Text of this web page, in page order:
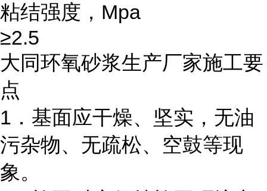
粘结强度，Mpa
≥2.5
大同环氧砂浆生产厂家施工要
点
1．基面应干燥、坚实，无油
污杂物、无疏松、空鼓等现
象。